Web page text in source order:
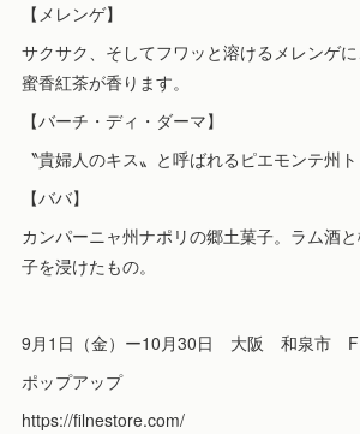
【メレンゲ】
サクサク、そしてフワッと溶けるメレンゲ
蜜香紅茶が香ります。
【バーチ・ディ・ダーマ】
〝貴婦人のキス〟と呼ばれるピエモンテ州
【ババ】
カンパーニャ州ナポリの郷土菓子。ラム酒
子を浸けたもの。
9月1日（金）ー10月30日 大阪 和泉市
ポップアップ
https://filnestore.com/